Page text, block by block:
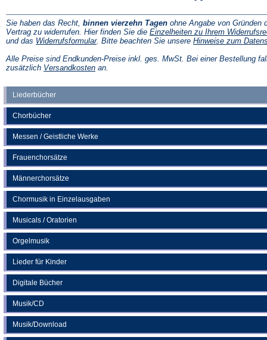
Liederbücher
Chorbücher
Messen / Geistliche Werke
Frauenchorsätze
Männerchorsätze
Chormusik in Einzelausgaben
Musicals / Oratorien
Orgelmusik
Lieder für Kinder
Digitale Bücher
Musik/CD
Musik/Download
Sie haben das Recht, binnen vierzehn Tagen ohne Angabe von Gründen
Vertrag zu widerrufen. Hier finden Sie die Einzelheiten zu Ihrem
und das Widerrufsformular(Öffnet
einem
neuen
. Bitte beachten Sie unsere Hinweise zum
Alle Preise sind Endkunden-Preise inkl. ges. MwSt. Bei einer Bestellung
zusätzlich Versandkosten(Öffnet
an.